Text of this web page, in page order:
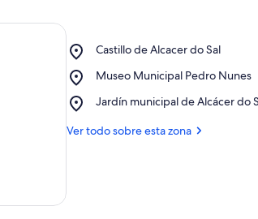
Castillo de Alcacer do Sal
Place,
de
do
Museo Municipal Pedro Nunes
Place,
Municipal
Nunes
Jardín municipal de Alcácer do
Place,
municipal
Ver todo sobre esta zona